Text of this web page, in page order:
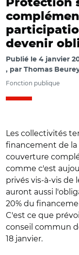
Protection
devenir
Publié le 4 janvier
par Thomas
Fonction publique
Les collectivités
financement de
couverture
comme c'est
privés vis-à-vis de
auront aussi
20% du
C'est ce que
conseil commun
18 janvier.